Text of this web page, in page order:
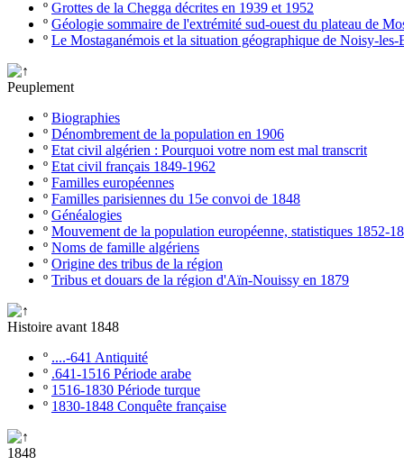
º Grottes de la Chegga décrites en 1939 et 1952
º Géologie sommaire de l'extrémité sud-ouest du plateau de
º Le Mostaganémois et la situation géographique de Noisy-les-
Peuplement
º Biographies
º Dénombrement de la population en 1906
º Etat civil algérien : Pourquoi votre nom est mal transcrit
º Etat civil français 1849-1962
º Familles européennes
º Familles parisiennes du 15e convoi de 1848
º Généalogies
º Mouvement de la population européenne, statistiques 1852-
º Noms de famille algériens
º Origine des tribus de la région
º Tribus et douars de la région d'Aïn-Nouissy en 1879
Histoire avant 1848
º ....-641 Antiquité
º .641-1516 Période arabe
º 1516-1830 Période turque
º 1830-1848 Conquête française
1848